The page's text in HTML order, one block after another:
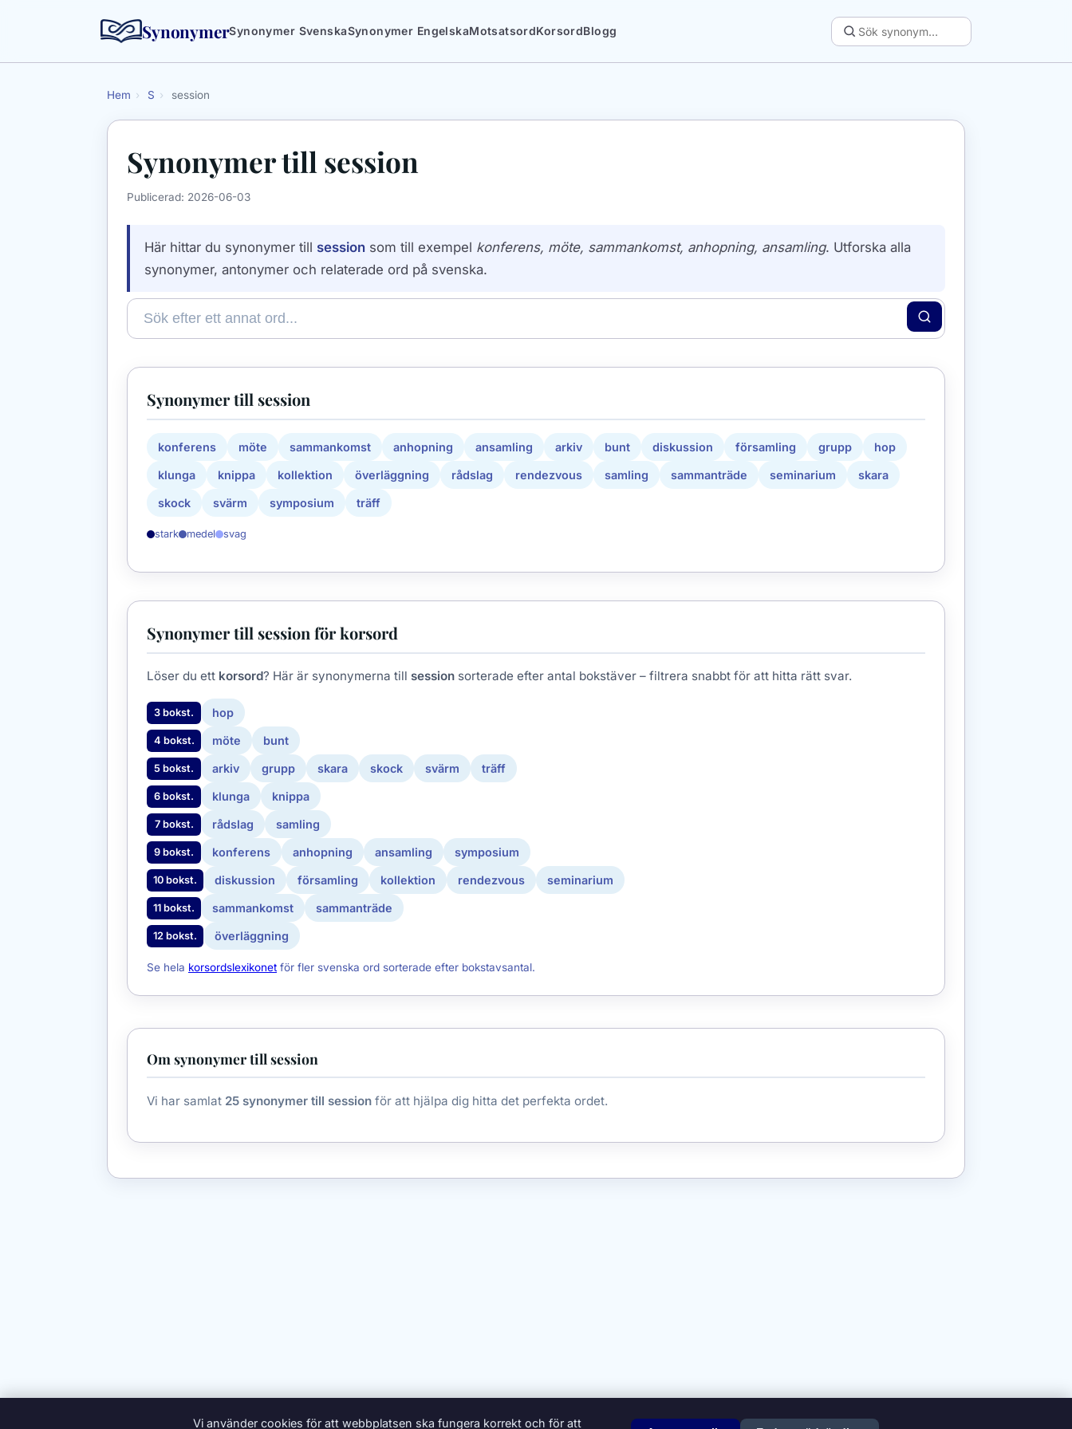
SynonymerSynonymer SvenskaSynonymer EngelskaMotsatsordKorsordBlogg
Hem › S › session
Synonymer till session
Publicerad: 2026-06-03
Här hittar du synonymer till session som till exempel konferens, möte, sammankomst, anhopning, ansamling. Utforska alla
synonymer, antonymer och relaterade ord på svenska.
Synonymer till session
konferens möte sammankomst anhopning ansamling arkiv bunt diskussion församling grupp hop
klunga knippa kollektion överläggning rådslag rendezvous samling sammanträde seminarium skara
skock svärm symposium träff
stark medel svag
Synonymer till session för korsord
Löser du ett korsord? Här är synonymerna till session sorterade efter antal bokstäver – filtrera snabbt för att hitta rätt svar.
3 bokst. hop
4 bokst. möte bunt
5 bokst. arkiv grupp skara skock svärm träff
6 bokst. klunga knippa
7 bokst. rådslag samling
9 bokst. konferens anhopning ansamling symposium
10 bokst. diskussion församling kollektion rendezvous seminarium
11 bokst. sammankomst sammanträde
12 bokst. överläggning
Se hela korsordslexikonet för fler svenska ord sorterade efter bokstavsantal.
Om synonymer till session
Vi har samlat 25 synonymer till session för att hjälpa dig hitta det perfekta ordet.
Vi använder cookies för att webbplatsen ska fungera korrekt och för att